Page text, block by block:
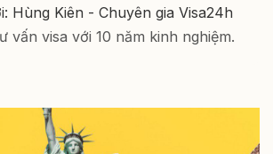
Hùng Kiên - Chuyên gia Visa24h
vấn visa với 10 năm kinh nghiệm.